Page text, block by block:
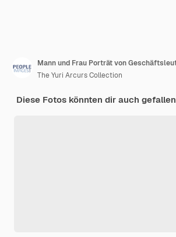
The Yuri Arcurs Collection
Diese Fotos könnten dir auch gefallen